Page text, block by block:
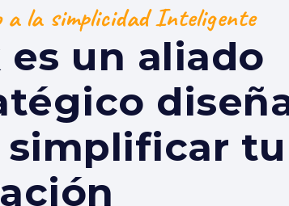
a la simplicidad Inteligente
es un aliado
simplificar tu